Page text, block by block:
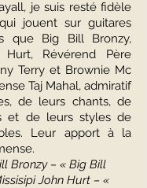
je suis resté fidèle
jouent sur guitares
que Big Bill Bronzy,
Hurt, Révérend Père
Terry et Brownie Mc
Taj Mahal, admiratif
de leurs chants, de
et de leurs styles de
Leur apport à la
Bronzy – « Big Bill
John Hurt – «